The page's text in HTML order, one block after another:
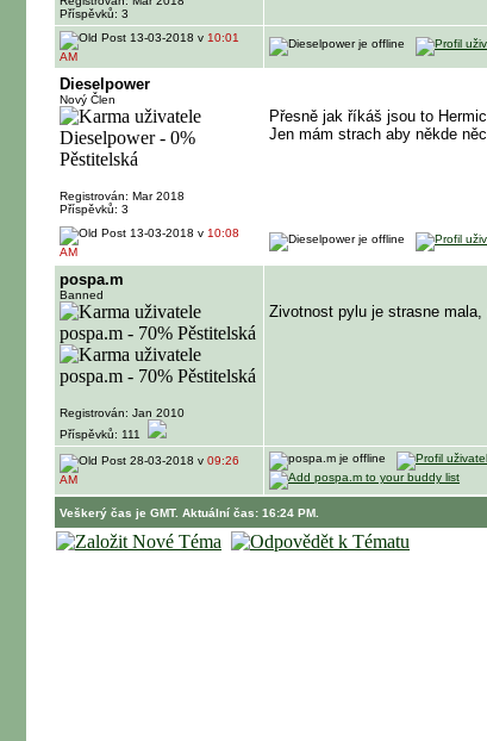
Příspěvků: 3
13-03-2018 v 10:01
AM
Dieselpower
Nový Člen
Registrován: Mar 2018
Příspěvků: 3
Přesně jak říkáš jsou to
Jen mám strach aby někde
13-03-2018 v 10:08
AM
pospa.m
Banned
Registrován: Jan 2010
Příspěvků: 111
Zivotnost pylu je strasne
28-03-2018 v 09:26
AM
Veškerý čas je GMT. Aktuální čas: 16:24 PM.